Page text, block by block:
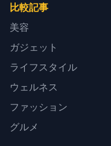
比較記事
美容
ガジェット
ライフスタイル
ウェルネス
ファッション
グルメ